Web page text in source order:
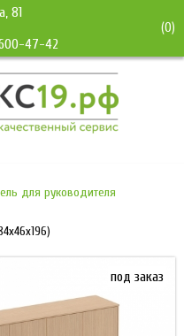
81
47-42
(0)
для руководителя
под заказ